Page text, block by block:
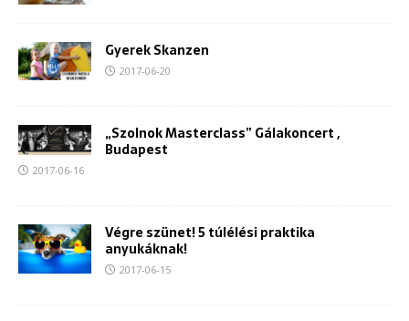
Gyerek Skanzen
2017-06-20
„Szolnok Masterclass” Gálakoncert ,
Budapest
2017-06-16
Végre szünet! 5 túlélési praktika
anyukáknak!
2017-06-15